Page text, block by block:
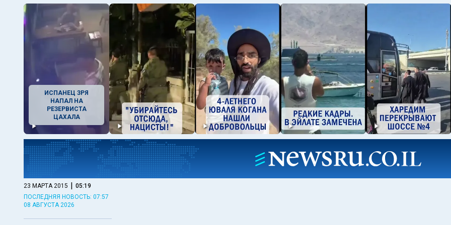
ИСПАНЕЦ ЗРЯ
НАПАЛ НА
РЕЗЕРВИСТА
ЦАХАЛА
23 МАРТА 2015 | 05:19
ПОСЛЕДНЯЯ НОВОСТЬ: 07:57
08 АВГУСТА 2026